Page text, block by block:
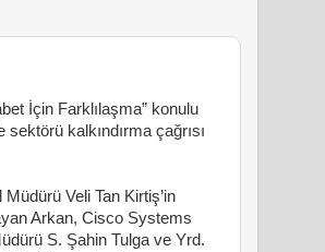
İçin Farklılaşma” konulu
kalkındırma çağrısı
Veli Tan Kirtiş’in
Arkan, Cisco Systems
S. Şahin Tulgave Yrd.